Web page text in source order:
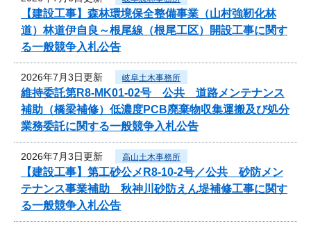
【建設工事】森林環境保全整備事業（山村強靭化林
道）林道伊自良～根尾線（根尾工区）開設工事に関す
る一般競争入札公告
2026年7月3日更新 岐阜土木事務所
維持委託第R8-MK01-02号 公共 道路メンテナンス
補助（橋梁補修）低濃度PCB廃棄物収集運搬及び処分
業務委託に関する一般競争入札公告
2026年7月3日更新 高山土木事務所
【建設工事】第工砂公メR8-10-2号／公共 砂防メン
テナンス事業補助 秋神川砂防えん堤補修工事に関す
る一般競争入札公告